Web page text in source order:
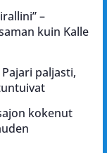
–
kuin Kalle
paljasti,
kokenut